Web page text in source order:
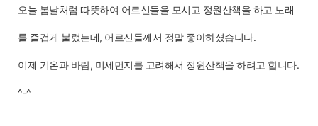
오늘 봄날처럼 따뜻하여 어르신들을 모시고 정원산책을 하고 노래
를 즐겁게 불렀는데, 어르신들께서 정말 좋아하셨습니다.
이제 기온과 바람, 미세먼지를 고려해서 정원산책을 하려고 합니다.
^-^